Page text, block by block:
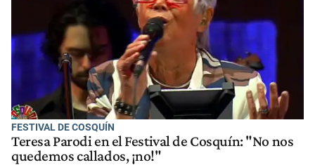
FESTIVAL DE COSQUÍN
Teresa Parodi en el Festival de Cosquín: "No nos
quedemos callados, ¡no!"